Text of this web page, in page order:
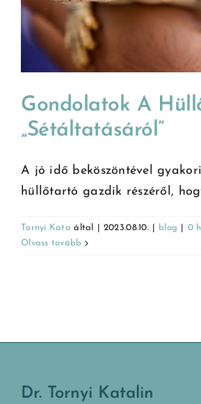
Gondolatok A
„sétáltatásáról”
A jó idő beköszöntével
hüllőtartó gazdik részéről,
Tornyi Kata által 2023.08.10. blog
0
Olvass tovább
Dr. Tornyi Katalin